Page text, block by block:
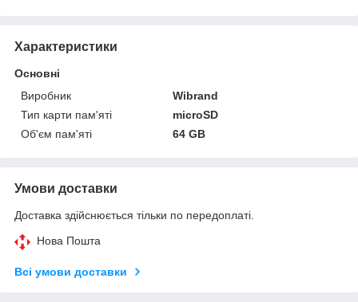
Характеристики
Основні
Виробник
Wibrand
Тип карти пам'яті
microSD
Об'єм пам'яті
64 GB
Умови доставки
Доставка здійснюється тільки по передоплаті.
Нова Пошта
Всі умови доставки